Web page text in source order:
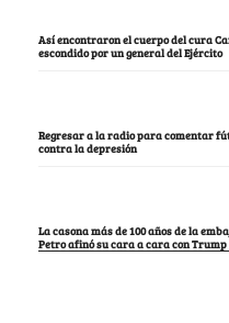
Así encontraron el cuerpo del cura
escondido por un general del Ejército
Regresar a la radio para comentar
contra la depresión
La casona más de 100 años de la
Petro afinó su cara a cara con Trump